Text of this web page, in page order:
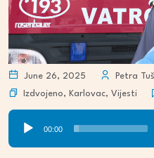
June 26, 2025
Petra
Izdvojeno, Karlovac, Vijesti
00:00